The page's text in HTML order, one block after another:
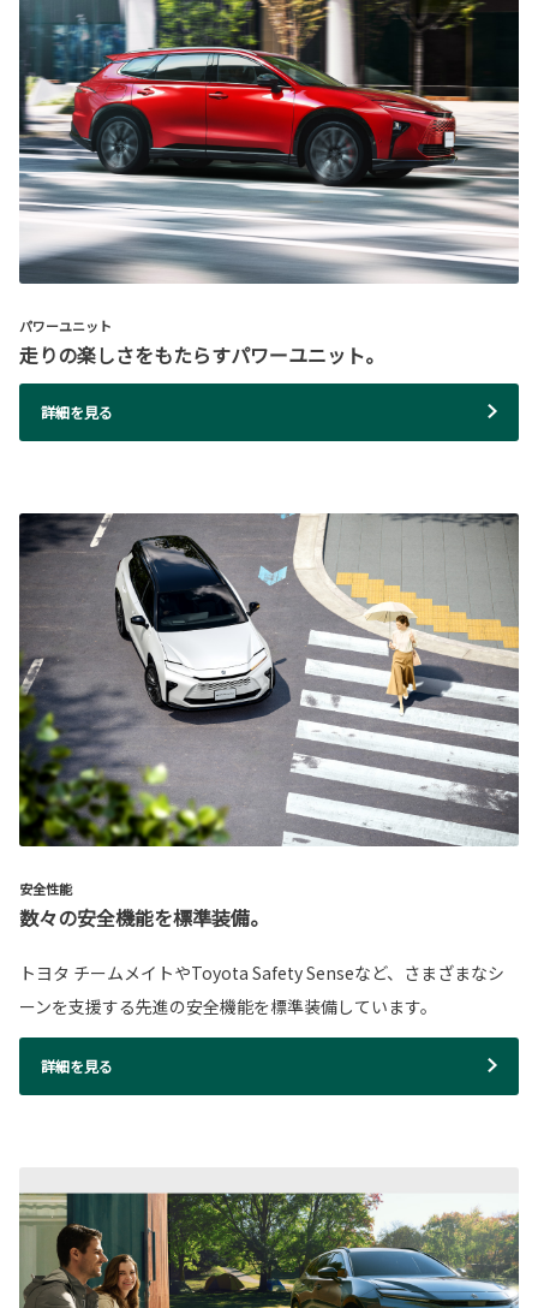
パワーユニット
走りの楽しさをもたらすパワーユニット。
詳細を見る
安全性能
数々の安全機能を標準装備。
トヨタ チームメイトやToyota Safety Senseなど、さまざまなシ
ーンを支援する先進の安全機能を標準装備しています。
詳細を見る